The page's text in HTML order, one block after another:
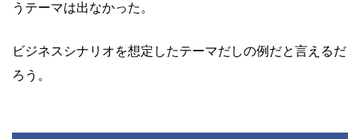
うテーマは出なかった。
ビジネスシナリオを想定したテーマだしの例だと言えるだ
ろう。